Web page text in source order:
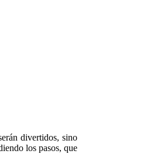
divertidos, sino
los pasos, que